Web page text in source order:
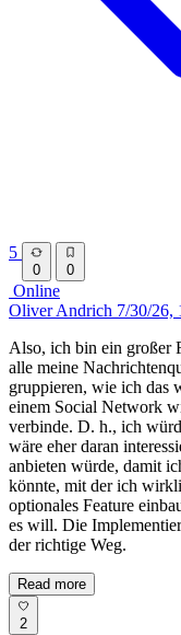
5
0 0
Online
Oliver Andrich 7/30/26,
Also, ich bin ein großer
alle meine
gruppieren, wie ich das
einem Social Network
verbinde. D. h., ich
wäre eher daran
anbieten würde, damit
könnte, mit der ich
optionales Feature
es will. Die
der richtige Weg.
Read more
2